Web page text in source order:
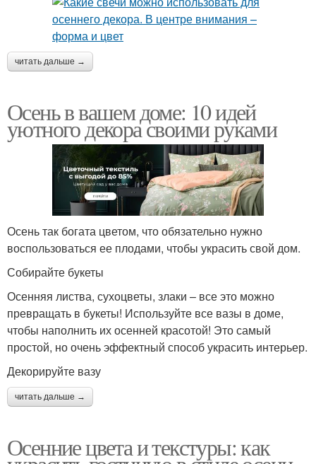
читать дальше →
Осень в вашем доме: 10 идей
уютного декора своими руками
Осень так богата цветом, что обязательно нужно
воспользоваться ее плодами, чтобы украсить свой дом.
Собирайте букеты
Осенняя листва, сухоцветы, злаки – все это можно
превращать в букеты! Используйте все вазы в доме,
чтобы наполнить их осенней красотой! Это самый
простой, но очень эффектный способ украсить интерьер.
Декорируйте вазу
читать дальше →
Осенние цвета и текстуры: как